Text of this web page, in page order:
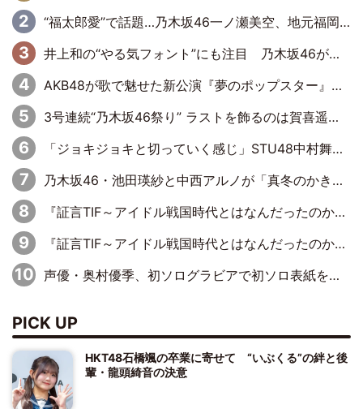
“福太郎愛”で話題…乃木坂46一ノ瀬美空、地元福岡『めんべい25周年トップサポーター』に就任
井上和の“やる気フォント”にも注目 乃木坂46が挑んだ書道パフォーマンスの舞台裏
AKB48が歌で魅せた新公演『夢のポップスター』 初日から全身全霊のステージ
3号連続“乃木坂46祭り” ラストを飾るのは賀喜遥香…5年ぶりの登場に「5年分大人になった私を見ていただけたら」
「ジョキジョキと切っていく感じ」STU48中村舞、新しい挑戦は自らの手で
乃木坂46・池田瑛紗と中西アルノが「真冬のかき氷」騒動で火花散らす！ 因縁の裏にあるのは、逆境をともに“凌”ぐ似た者同士の絆
『証言TIF～アイドル戦国時代とはなんだったのか～』第11回：私立恵比寿中学・真山りか×安本彩花「TIFで10年ぶりのキョンシーメイクをしたら、場を完全に引かせてしまって。時代が変わったんだなって」
『証言TIF～アイドル戦国時代とはなんだったのか～』第6回：でんぱ組.inc・古川未鈴×相沢梨紗「『ハロプロやりたかったな』って言ったら、夢眠ねむさんに『てめえはでんぱ組．incなんだよ！』って肩パンされて(笑)」
声優・奥村優季、初ソログラビアで初ソロ表紙を飾る！ 初めて見せる表情や、声優を志したきっかけなどを語った必読のインタビューを掲載
PICK UP
HKT48石橋颯の卒業に寄せて “いぶくる”の絆と後
輩・龍頭綺音の決意